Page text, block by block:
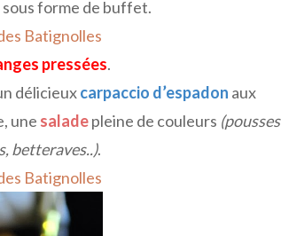
sous forme de buffet.
pressées.
délicieuxcarpaccio d’espadon aux
une saladepleine de couleurs (pousses
betteraves..).